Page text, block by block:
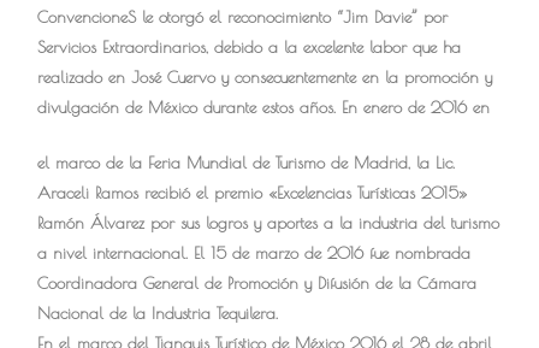
ConvencioneS le otorgó el reconocimiento “Jim Davie” por
Servicios Extraordinarios, debido a la excelente labor que ha
realizado en José Cuervo y consecuentemente en la promoción y
divulgación de México durante estos años. En enero de 2016 en
el marco de la Feria Mundial de Turismo de Madrid, la Lic.
Araceli Ramos recibió el premio «Excelencias Turísticas 2015»
Ramón Álvarez por sus logros y aportes a la industria del turismo
a nivel internacional. El 15 de marzo de 2016 fue nombrada
Coordinadora General de Promoción y Difusión de la Cámara
Nacional de la Industria Tequilera.
En el marco del Tianguis Turístico de México 2016 el 28 de abril